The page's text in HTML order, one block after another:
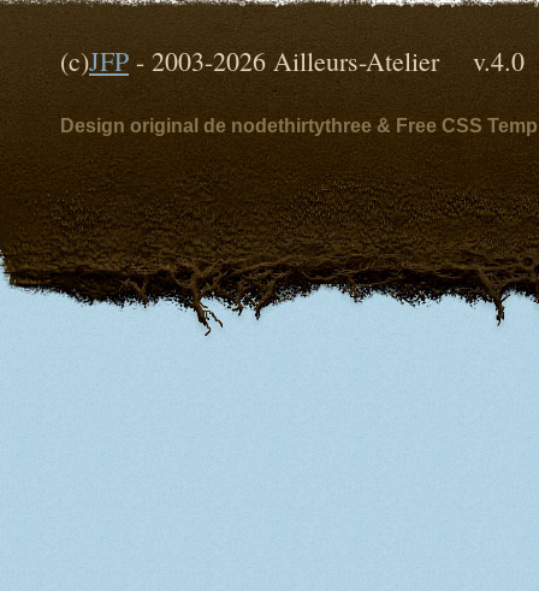
(c)JFP - 2003-2026 Ailleurs-Atelier
Design original de nodethirtythree & Free CSS